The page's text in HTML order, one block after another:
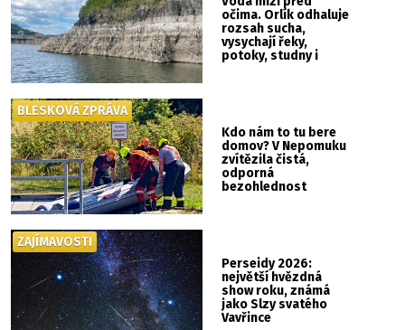
očima. Orlík odhaluje
rozsah sucha,
vysychají řeky,
potoky, studny i
Kdo nám to tu bere
domov? V Nepomuku
zvítězila čistá,
odporná
bezohlednost
BLESKOVÁ ZPRÁVA
Perseidy 2026:
největší hvězdná
show roku, známá
jako Slzy svatého
Vavřince
ZAJÍMAVOSTI